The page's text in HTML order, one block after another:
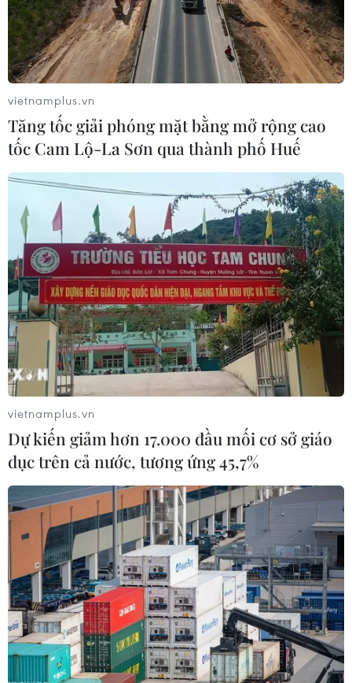
#mưa rào #không khí lạnh
Theo dõi VietnamPlus
Thời tiết ngày 6/8: Bão số 3 đã di chuyển ra
ngoài Biển Đông
Bão số 3 tiếp tục đổi hướng, di chuyển nhanh
hơn
Áp thấp nhiệt đới mạnh lên thành bão số 3,
vùng ven biển không bị ảnh hưởng
Thời tiết ngày 5/8: Bắc Bộ tiếp tục mưa lớn,
nguy cơ lũ quét và sạt lở đất gia tăng
Áp thấp nhiệt đới không ảnh hưởng đến vùng
ven biển và đất liền Việt Nam
vietnamplus.vn
Tăng tốc giải phóng mặt bằng mở rộng cao
tốc Cam Lộ-La Sơn qua thành phố Huế
vietnamplus.vn
Dự kiến giảm hơn 17.000 đầu mối cơ sở giáo
dục trên cả nước, tương ứng 45,7%